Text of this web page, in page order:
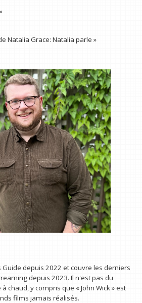
Natalia Grace: Natalia parle »
depuis 2022 et couvre les derniers
depuis 2023. Il n'est pas du
chaud, y compris que « John Wick » est
films jamais réalisés.